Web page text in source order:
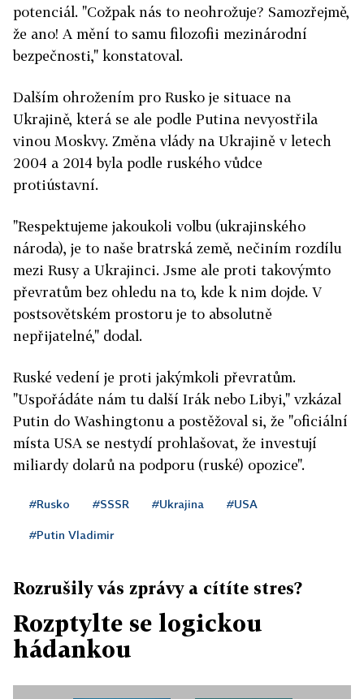
potenciál. "Cožpak nás to neohrožuje? Samozřejmě,
že ano! A mění to samu filozofii mezinárodní
bezpečnosti," konstatoval.
Dalším ohrožením pro Rusko je situace na
Ukrajině, která se ale podle Putina nevyostřila
vinou Moskvy. Změna vlády na Ukrajině v letech
2004 a 2014 byla podle ruského vůdce
protiústavní.
"Respektujeme jakoukoli volbu (ukrajinského
národa), je to naše bratrská země, nečiním rozdílu
mezi Rusy a Ukrajinci. Jsme ale proti takovýmto
převratům bez ohledu na to, kde k nim dojde. V
postsovětském prostoru je to absolutně
nepřijatelné," dodal.
Ruské vedení je proti jakýmkoli převratům.
"Uspořádáte nám tu další Irák nebo Libyi," vzkázal
Putin do Washingtonu a postěžoval si, že "oficiální
místa USA se nestydí prohlašovat, že investují
miliardy dolarů na podporu (ruské) opozice".
#Rusko #SSSR #Ukrajina #USA
#Putin Vladimir
Rozrušily vás zprávy a cítíte stres?
Rozptylte se logickou
hádankou